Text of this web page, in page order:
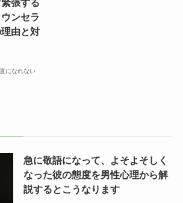
張する
ンセラ
由と対
になれない
急に敬語になって、よそよそしく
なった彼の態度を男性心理から解
説するとこうなります